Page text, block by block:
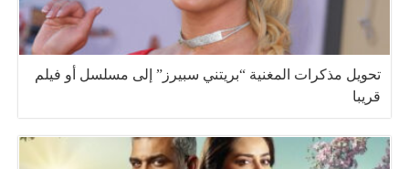
تحويل مذكرات المغنية “بريتني سبيرز” إلى مسلسل أو فيلم
قريبا